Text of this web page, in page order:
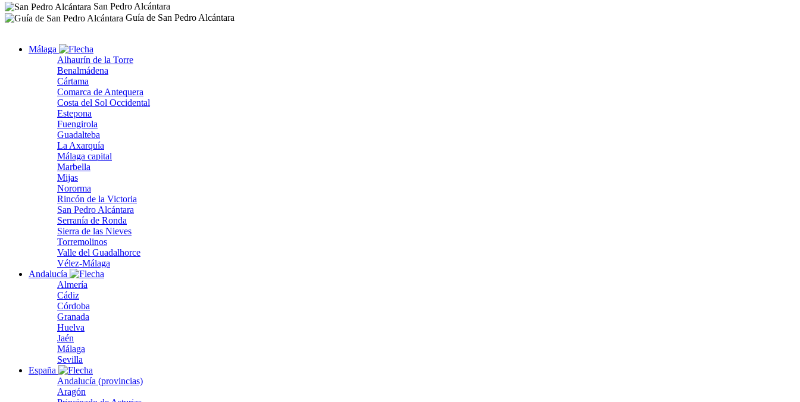
San Pedro Alcántara
Guía de San Pedro Alcántara
Málaga
Alhaurín de la Torre
Benalmádena
Cártama
Comarca de Antequera
Costa del Sol Occidental
Estepona
Fuengirola
Guadalteba
La Axarquía
Málaga capital
Marbella
Mijas
Nororma
Rincón de la Victoria
San Pedro Alcántara
Serranía de Ronda
Sierra de las Nieves
Torremolinos
Valle del Guadalhorce
Vélez-Málaga
Andalucía
Almería
Cádiz
Córdoba
Granada
Huelva
Jaén
Málaga
Sevilla
España
Andalucía (provincias)
Aragón